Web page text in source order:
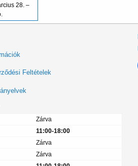
28. –
Feltételek
Zárva
11:00-18:00
Zárva
Zárva